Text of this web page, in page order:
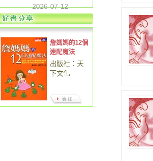
2026-07-12
詹媽媽的12個
速配魔法
出版社：天
下文化